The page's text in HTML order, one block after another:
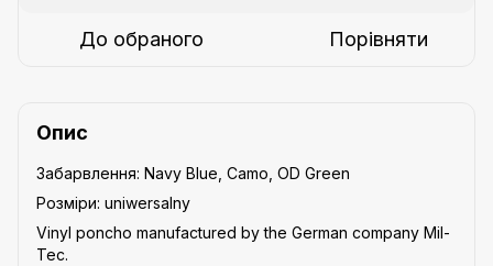
До обраного Порівняти
Опис
Забарвлення: Navy Blue, Camo, OD Green
Розміри: uniwersalny
Vinyl poncho manufactured by the German company Mil-
Tec.